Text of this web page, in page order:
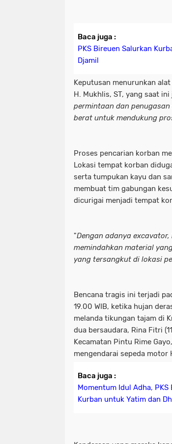
Baca juga :
PKS Bireuen Salurkan
Djamil
Keputusan menurunkan
H. Mukhlis, ST, yang saat
permintaan dan
berat untuk mendukung
Proses pencarian korban
Lokasi tempat korban
serta tumpukan kayu dan
membuat tim gabungan
dicurigai menjadi tempat
"Dengan adanya
memindahkan material
yang tersangkut di lokasi
Bencana tragis ini terjadi
19.00 WIB, ketika hujan
melanda tikungan tajam di
dua bersaudara, Rina Fitri
Kecamatan Pintu Rime
mengendarai sepeda motor
Baca juga :
Momentum Idul Adha,
Kurban untuk Yatim dan